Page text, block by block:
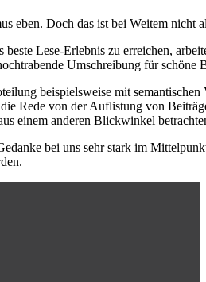
eben. Doch das ist bei Weitem nicht
beste Lese-Erlebnis zu erreichen,
Umschreibung für schöne
beispielsweise mit
Rede von der Auflistung von
einem anderen Blickwinkel
bei uns sehr stark im